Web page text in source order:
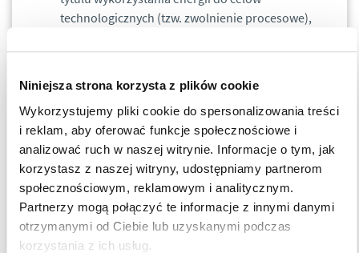
Niniejsza strona korzysta z plików cookie
Wykorzystujemy pliki cookie do spersonalizowania treści
i reklam, aby oferować funkcje społecznościowe i
analizować ruch w naszej witrynie. Informacje o tym, jak
korzystasz z naszej witryny, udostępniamy partnerom
społecznościowym, reklamowym i analitycznym.
Partnerzy mogą połączyć te informacje z innymi danymi
otrzymanymi od Ciebie lub uzyskanymi podczas
korzystania z ich usług.
technologicznych (tzw. zwolnienie procesowe),
oraz ponieść faktyczny koszt akcyzy, czyli zapłacić
Spełnienie powyższych wymogów jest warunkiem niezbędnym
do skutecznego ubiegania się o zwrot części akcyzy za energię
elektryczną.
Procedura zwrotu
Proces ubiegania się o zwrot akcyzy wymaga odpowiedniego
przygotowania. W pierwszej kolejności należy przeanalizować,